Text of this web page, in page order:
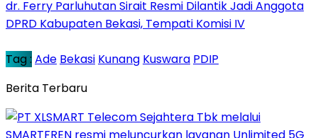
dr. Ferry Parluhutan Sirait Resmi Dilantik Jadi Anggota
DPRD Kabupaten Bekasi, Tempati Komisi IV
Tag : Ade Bekasi Kunang Kuswara PDIP
Berita Terbaru